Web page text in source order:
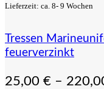
Lieferzeit: ca. 8- 9 Wochen
Tressen
feuerverzinkt
25,00 € –